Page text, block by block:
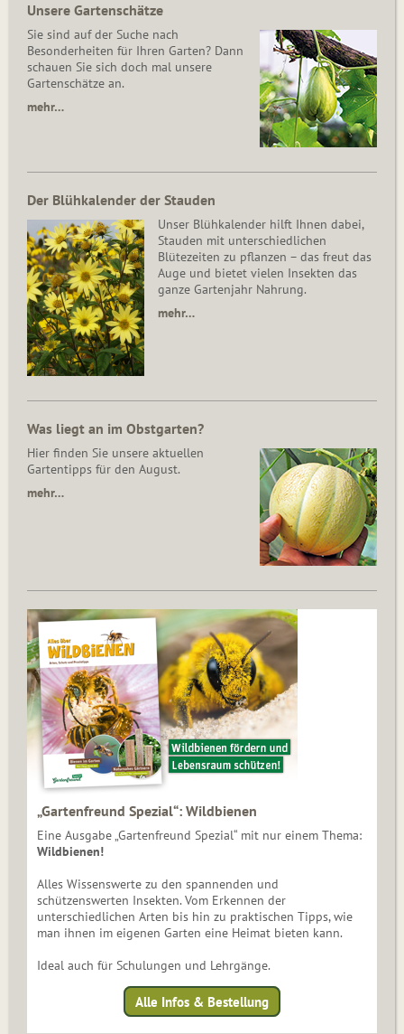
Unsere Gartenschätze
Sie sind auf der Suche nach
Besonderheiten für Ihren Garten? Dann
schauen Sie sich doch mal unsere
Gartenschätze an.
mehr…
Der Blühkalender der Stauden
Unser Blühkalender hilft Ihnen dabei,
Stauden mit unterschiedlichen
Blütezeiten zu pflanzen – das freut das
Auge und bietet vielen Insekten das
ganze Gartenjahr Nahrung.
mehr…
Was liegt an im Obstgarten?
Hier finden Sie unsere aktuellen
Gartentipps für den August.
mehr…
„Gartenfreund Spezial“: Wildbienen
Eine Ausgabe „Gartenfreund Spezial“ mit nur einem Thema:
Wildbienen!
Alles Wissenswerte zu den spannenden und
schützenswerten Insekten. Vom Erkennen der
unterschiedlichen Arten bis hin zu praktischen Tipps, wie
man ihnen im eigenen Garten eine Heimat bieten kann.
Ideal auch für Schulungen und Lehrgänge.
Alle Infos & Bestellung